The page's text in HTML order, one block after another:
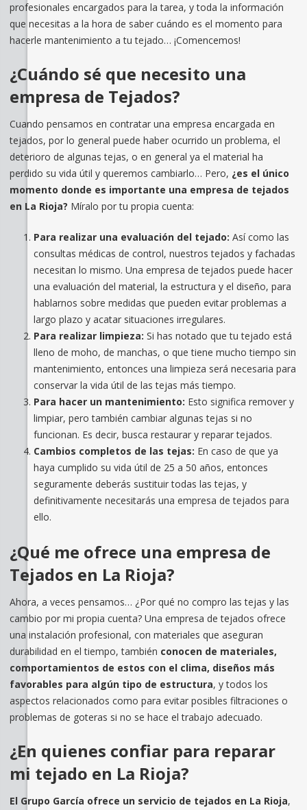
profesionales encargados para la tarea, y toda la información
que necesitas a la hora de saber cuándo es el momento para
hacerle mantenimiento a tu tejado… ¡Comencemos!
¿Cuándo sé que necesito una
empresa de Tejados?
Cuando pensamos en contratar una empresa encargada en
tejados, por lo general puede haber ocurrido un problema, el
deterioro de algunas tejas, o en general ya el material ha
perdido su vida útil y queremos cambiarlo… Pero, ¿es el único
momento donde es importante una empresa de tejados
en La Rioja? Míralo por tu propia cuenta:
Para realizar una evaluación del tejado: Así como las
consultas médicas de control, nuestros tejados y fachadas
necesitan lo mismo. Una empresa de tejados puede hacer
una evaluación del material, la estructura y el diseño, para
hablarnos sobre medidas que pueden evitar problemas a
largo plazo y acatar situaciones irregulares.
Para realizar limpieza: Si has notado que tu tejado está
lleno de moho, de manchas, o que tiene mucho tiempo sin
mantenimiento, entonces una limpieza será necesaria para
conservar la vida útil de las tejas más tiempo.
Para hacer un mantenimiento: Esto significa remover y
limpiar, pero también cambiar algunas tejas si no
funcionan. Es decir, busca restaurar y reparar tejados.
Cambios completos de las tejas: En caso de que ya
haya cumplido su vida útil de 25 a 50 años, entonces
seguramente deberás sustituir todas las tejas, y
definitivamente necesitarás una empresa de tejados para
ello.
¿Qué me ofrece una empresa de
Tejados en La Rioja?
Ahora, a veces pensamos… ¿Por qué no compro las tejas y las
cambio por mi propia cuenta? Una empresa de tejados ofrece
una instalación profesional, con materiales que aseguran
durabilidad en el tiempo, también conocen de materiales,
comportamientos de estos con el clima, diseños más
favorables para algún tipo de estructura, y todos los
aspectos relacionados como para evitar posibles filtraciones o
problemas de goteras si no se hace el trabajo adecuado.
¿En quienes confiar para reparar
mi tejado en La Rioja?
El Grupo García ofrece un servicio de tejados en La Rioja,